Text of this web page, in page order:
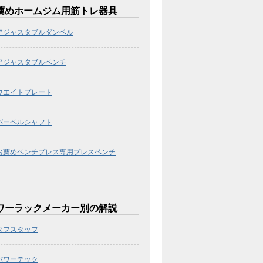
めホームジム用筋トレ器具
ジャスタブルダンベル
ジャスタブルベンチ
エイトプレート
ーベルシャフト
薦めベンチプレス専用プレスベンチ
ーラックメーカー別の解説
フスタッフ
ワーテック